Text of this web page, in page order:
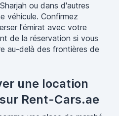
ou dans d'autres
véhicule. Confirmez
l'émirat avec votre
de la réservation si vous
au-delà des frontières de
une location
Rent-Cars.ae